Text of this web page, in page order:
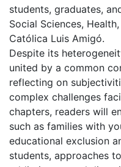
students, graduates,
Social Sciences,
Católica Luis Amigó.
Despite its
united by a common
reflecting on
complex challenges
chapters, readers will
such as families with
educational exclusion
students, approaches